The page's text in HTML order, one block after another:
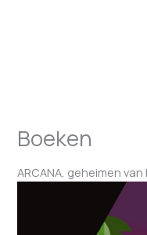
Boeken
ARCANA, geheimen